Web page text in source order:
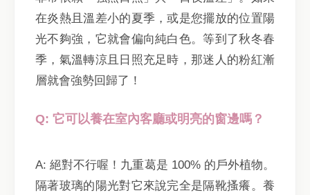
在炎熱且溫差小的夏季，或是您擺放的位置陽
光不夠強，它就會偏向純白色。等到了秋冬春
季，氣溫轉涼且日照充足時，那迷人的粉紅漸
層就會強勢回歸了！
Q: 它可以養在室內客廳或明亮的窗邊嗎？
A: 絕對不行喔！九重葛是 100% 的戶外植物。
隔著玻璃的陽光對它來說完全是隔靴搔癢。養